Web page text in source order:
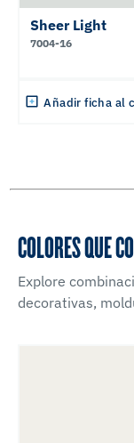
Sheer Light
7004-16
Añadir ficha al
COLORES QUE
Explore
decorativas,